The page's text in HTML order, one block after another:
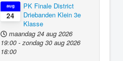
24
aug
PK Finale District
Driebanden Klein 3e
Klasse
maandag 24 aug 2026
19:00 - zondag 30 aug 2026
18:00